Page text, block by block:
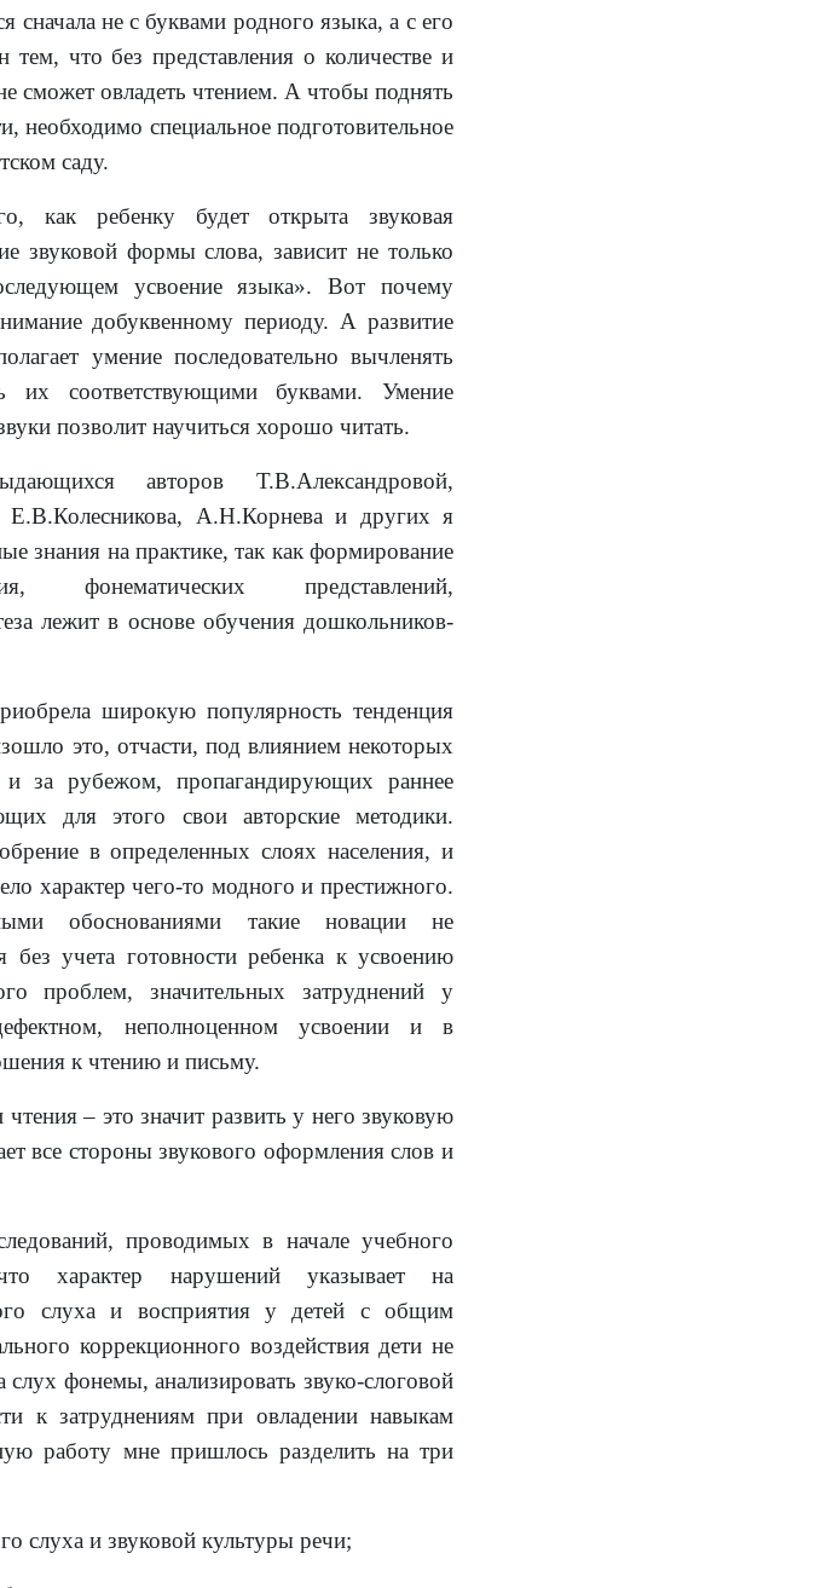
сначала не с буквами родного языка, а с его
тем, что без представления о количестве и
сможет овладеть чтением. А чтобы поднять
необходимо специальное подготовительное
саду.
как ребенку будет открыта звуковая
звуковой формы слова, зависит не только
усвоение языка». Вот почему
добуквенному периоду. А развитие
умение последовательно вычленять
их соответствующими буквами. Умение
позволит научиться хорошо читать.
авторов Т.В.Александровой,
А.Н.Корнева и других я
знания на практике, так как формирование
фонематических представлений,
лежит в основе обучения дошкольников-
широкую популярность тенденция
это, отчасти, под влиянием некоторых
и за рубежом, пропагандирующих раннее
для этого свои авторские методики.
в определенных слоях населения, и
характер чего-то модного и престижного.
обоснованиями такие новации не
без учета готовности ребенка к усвоению
проблем, значительных затруднений у
неполноценном усвоении и в
к чтению и письму.
– это значит развить у него звуковую
все стороны звукового оформления слов и
проводимых в начале учебного
характер нарушений указывает на
слуха и восприятия у детей с общим
коррекционного воздействия дети не
слух фонемы, анализировать звуко-слоговой
к затруднениям при овладении навыкам
работу мне пришлось разделить на три
слуха и звуковой культуры речи;